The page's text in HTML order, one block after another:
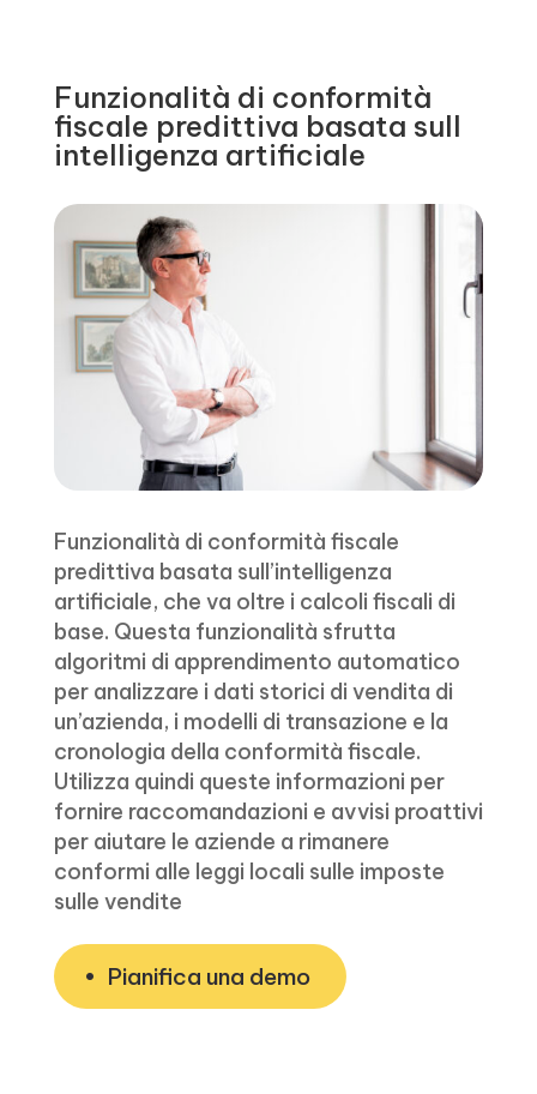
Funzionalità di conformità
fiscale predittiva basata sull
intelligenza artificiale
Funzionalità di conformità fiscale
predittiva basata sull’intelligenza
artificiale, che va oltre i calcoli fiscali di
base. Questa funzionalità sfrutta
algoritmi di apprendimento automatico
per analizzare i dati storici di vendita di
un’azienda, i modelli di transazione e la
cronologia della conformità fiscale.
Utilizza quindi queste informazioni per
fornire raccomandazioni e avvisi proattivi
per aiutare le aziende a rimanere
conformi alle leggi locali sulle imposte
sulle vendite
Pianifica una demo